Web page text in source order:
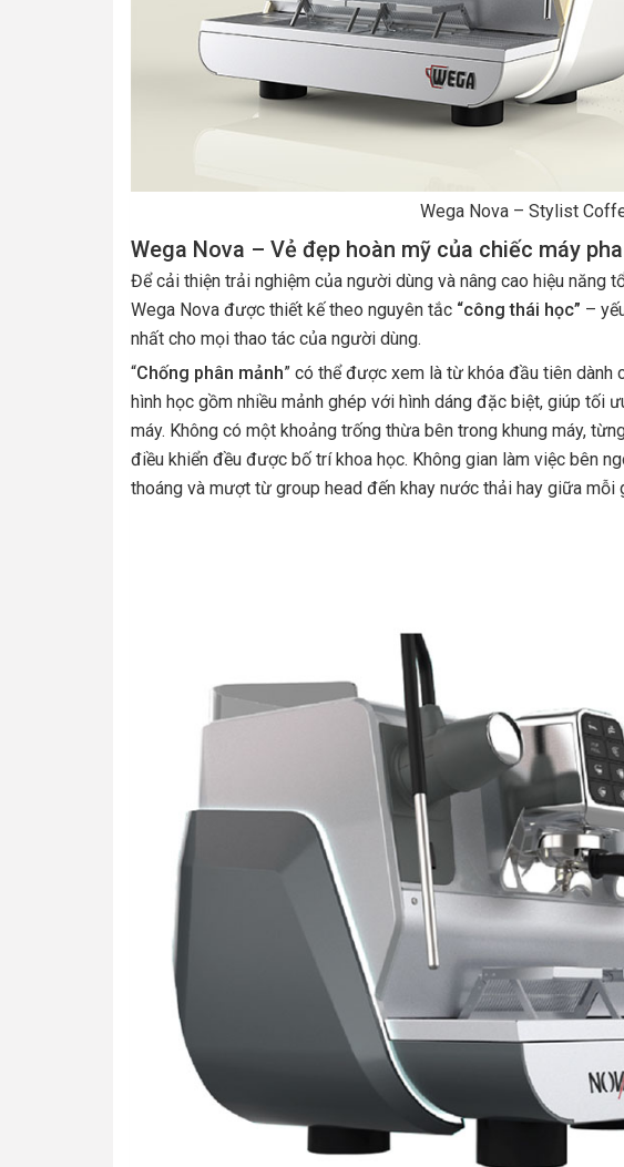
Wega Nova – Stylist
Wega Nova – Vẻ đẹp hoàn mỹ của chiếc máy
Để cải thiện trải nghiệm của người dùng và nâng cao hiệu năng
Wega Nova được thiết kế theo nguyên tắc “công thái học” –
nhất cho mọi thao tác của người dùng.
“Chống phân mảnh” có thể được xem là từ khóa đầu tiên dành
hình học gồm nhiều mảnh ghép với hình dáng đặc biệt, giúp tối
máy. Không có một khoảng trống thừa bên trong khung máy,
điều khiển đều được bố trí khoa học. Không gian làm việc bên
thoáng và mượt từ group head đến khay nước thải hay giữa mỗi